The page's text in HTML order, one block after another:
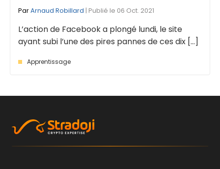
ParArnaud Robillard | Publié le 06 Oct. 2021
L’action de Facebook a plongé lundi, le site
ayant subi l’une des pires pannes de ces dix [...]
Apprentissage